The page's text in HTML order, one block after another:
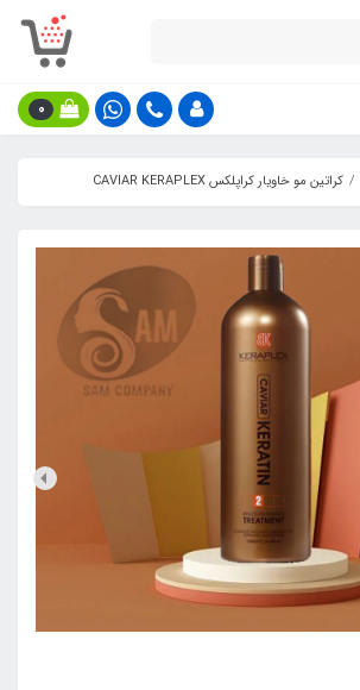
0
کراتین مو خاویار کراپلکس CAVIAR KERAPLEX